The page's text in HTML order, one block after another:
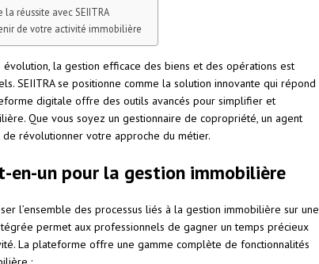
réussite avec SEIITRA
de votre activité immobilière
la gestion efficace des biens et des opérations est
SEIITRA se positionne comme la solution innovante qui répond
digitale offre des outils avancés pour simplifier et
Que vous soyez un gestionnaire de copropriété, un agent
de révolutionner votre approche du métier.
en-un pour la gestion immobilière
l’ensemble des processus liés à la gestion immobilière sur une
permet aux professionnels de gagner un temps précieux
La plateforme offre une gamme complète de fonctionnalités